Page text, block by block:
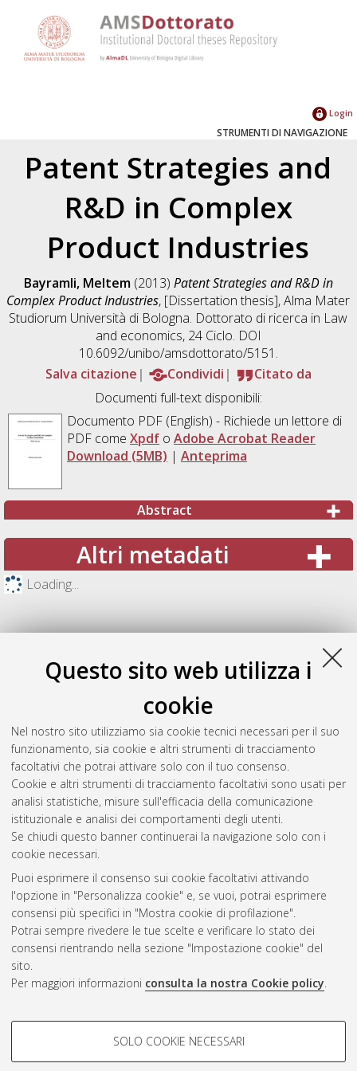
Questo sito web utilizza i
cookie
Nel nostro sito utilizziamo sia cookie tecnici necessari per il suo
funzionamento, sia cookie e altri strumenti di tracciamento
facoltativi che potrai attivare solo con il tuo consenso.
Cookie e altri strumenti di tracciamento facoltativi sono usati per
analisi statistiche, misure sull'efficacia della comunicazione
istituzionale e analisi dei comportamenti degli utenti.
Se chiudi questo banner continuerai la navigazione solo con i
cookie necessari.
Puoi esprimere il consenso sui cookie facoltativi attivando
l'opzione in "Personalizza cookie" e, se vuoi, potrai esprimere
consensi più specifici in "Mostra cookie di profilazione".
Potrai sempre rivedere le tue scelte e verificare lo stato dei
consensi rientrando nella sezione "Impostazione cookie" del
sito.
Per maggiori informazioni consulta la nostra Cookie policy.
COOKIE DI PROFILAZIONE -
SOLO COOKIE NECESSARI
Login
STRUMENTI DI NAVIGAZIONE
Patent Strategies and
R&D in Complex
Product Industries
Bayramli, Meltem(2013) Patent Strategies and R&D in
Complex Product Industries, [Dissertation thesis], Alma Mater
Studiorum Università di Bologna. Dottorato di ricerca in Law
and economics, 24 Ciclo. DOI
10.6092/unibo/amsdottorato/5151.
Salva citazione
Condividi
Citato da
Documenti full-text disponibili:
Documento PDF(English) - Richiede un lettore di
PDF come Xpdfo Adobe Acrobat Reader
Download (5MB) | Anteprima
Abstract
Altri metadati
Loading...
Gestione del documento:
Atom
Rss 1.0
Rss 2.0
ISSN: 2038-7946
Impostazioni Cookie
Informativa sulla privacy
Condizioni d’uso del sito